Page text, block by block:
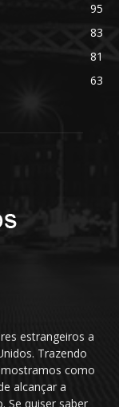
95
83
81
63
estrangeiros a
Trazendo
como
alcançar a
Se quiser saber